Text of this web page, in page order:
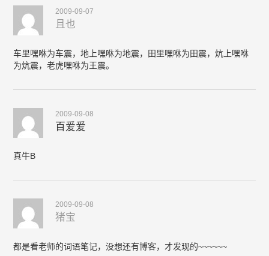
2009-09-07
且也
车里嘿咻为车震，地上嘿咻为地震，田里嘿咻为田震，炕上嘿咻
为炕震，老虎嘿咻为王震。
2009-09-08
百爱爱
真牛B
2009-09-08
猪宝
都是看老师的词语笔记，没想还有博客，才发现的~~~~~~